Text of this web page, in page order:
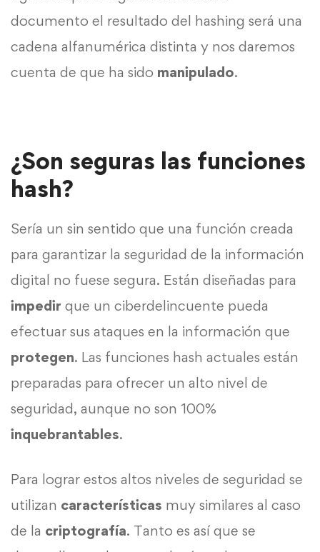
documento el resultado del hashing será una
cadena alfanumérica distinta y nos daremos
cuenta de que ha sido manipulado.
¿Son seguras las funciones
hash?
Sería un sin sentido que una función creada
para garantizar la seguridad de la información
digital no fuese segura. Están diseñadas para
impedir que un ciberdelincuente pueda
efectuar sus ataques en la información que
protegen. Las funciones hash actuales están
preparadas para ofrecer un alto nivel de
seguridad, aunque no son 100%
inquebrantables.
Para lograr estos altos niveles de seguridad se
utilizan características muy similares al caso
de la criptografía. Tanto es así que se